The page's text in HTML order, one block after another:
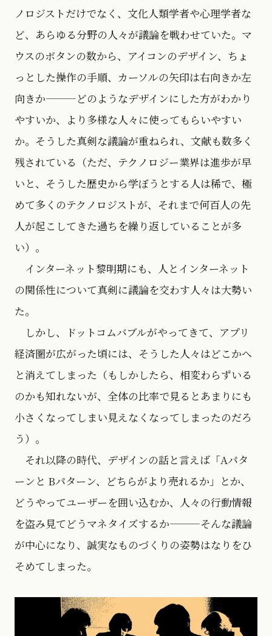
ノロジストだけでなく、文化人類学者や心理学者な
ど、あらゆる分野の人々が議論を戦わせていた。マ
ウスのボタンの数から、アイコンのデザイン、ちょ
っとした操作の手順、カーソルの矢印は右向きか左
向きか———どのようなデザインにした方がわかり
やすいか、より多様な人々に使ってもらいやすい
か。そうした真剣な議論が重ねられ、文献も数多く
残されている（ただ、テクノロジー業界は進歩が早
いと、そうした歴史から学ぼうとする人は稀で、極
めて多くのテクノロジストが、それまで何百人の先
人が起こしてきた過ちを繰り返していることが多
い）。
インターネット黎明期にも、人とインターネット
の関係性について真剣に議論を交わす人々は大勢い
た。
しかし、ドットコムバブルがやってきて、アプリ
経済圏が広がった頃には、そうした人々はどこかへ
と消えてしまった（もしかしたら、相変わらずいる
のかも知れないが、全体の比率で見るとあまりにも
小さくなってしまい見えなくなってしまったのだろ
う）。
それ以降の時代、デザインの話と言えば「Aパタ
ーンと Bパターン、どちらがより売れるか」とか、
どうやってユーザーを囲い込むか、人々の行動情報
を盗み見てどうマネタイズするか———そんな議論
が中心になり、誠実なものづくりの姿勢はなりをひ
そめてしまった。